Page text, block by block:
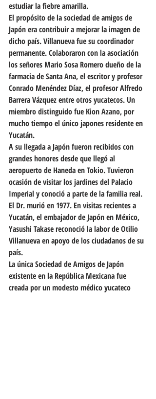
estudiar la fiebre amarilla.
El propósito de la sociedad de amigos de
Japón era contribuir a mejorar la imagen de
dicho país. Villanueva fue su coordinador
permanente. Colaboraron con la asociación
los señores Mario Sosa Romero dueño de la
farmacia de Santa Ana, el escritor y profesor
Conrado Menéndez Díaz, el profesor Alfredo
Barrera Vázquez entre otros yucatecos. Un
miembro distinguido fue Kion Azano, por
mucho tiempo el único japones residente en
Yucatán.
A su llegada a Japón fueron recibidos con
grandes honores desde que llegó al
aeropuerto de Haneda en Tokio. Tuvieron
ocasión de visitar los jardines del Palacio
Imperial y conoció a parte de la familia real.
El Dr. murió en 1977. En visitas recientes a
Yucatán, el embajador de Japón en México,
Yasushi Takase reconoció la labor de Otilio
Villanueva en apoyo de los ciudadanos de su
país.
La única Sociedad de Amigos de Japón
existente en la República Mexicana fue
creada por un modesto médico yucateco